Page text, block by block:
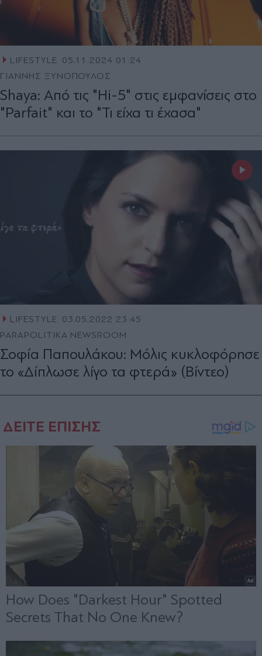
LIFESTYLE
05.11.2024 01:24
ΓΙΑΝΝΗΣ ΞΥΝΟΠΟΥΛΟΣ
Shaya: Από τις "Hi-5" στις εμφανίσεις στο
"Parfait" και το "Τι είχα τι έχασα"
LIFESTYLE 03.05.2022 23:45
PARAPOLITIKA NEWSROOM
Σοφία Παπουλάκου: Μόλις κυκλοφόρησε
το «Δίπλωσε λίγο τα φτερά» (Βίντεο)